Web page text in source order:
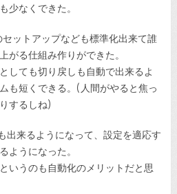
少なくできた。
ットアップなども標準化出来て誰
がる仕組み作りができた。
しても切り戻しも自動で出来るよ
も短くできる。(人間がやると焦っ
するしね)
出来るようになって、設定を適応す
ようになった。
いうのも自動化のメリットだと思